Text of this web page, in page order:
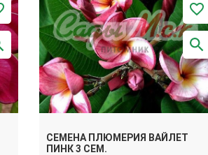
СЕМЕНА ПЛЮМЕРИЯ ВАЙЛЕТ
ПИНК 3 СЕМ.